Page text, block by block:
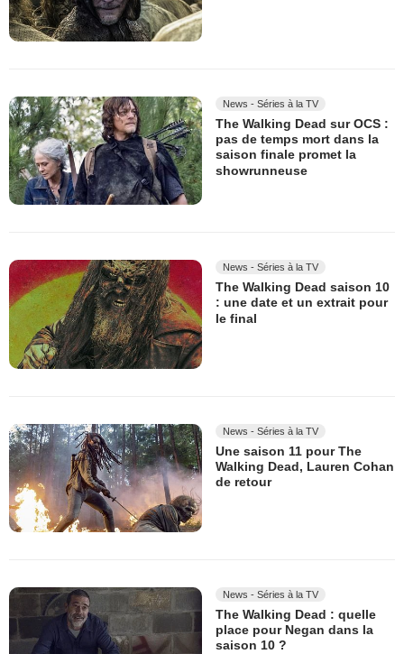
News - Séries à la TV
The Walking Dead sur OCS :
pas de temps mort dans la
saison finale promet la
showrunneuse
News - Séries à la TV
The Walking Dead saison 10
: une date et un extrait pour
le final
News - Séries à la TV
Une saison 11 pour The
Walking Dead, Lauren Cohan
de retour
News - Séries à la TV
The Walking Dead : quelle
place pour Negan dans la
saison 10 ?